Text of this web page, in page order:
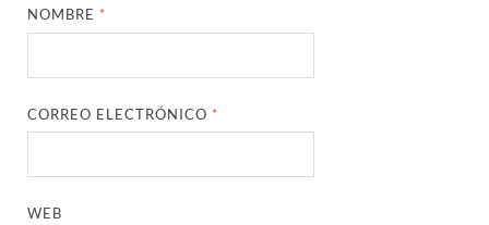
NOMBRE *
CORREO ELECTRÓNICO *
WEB